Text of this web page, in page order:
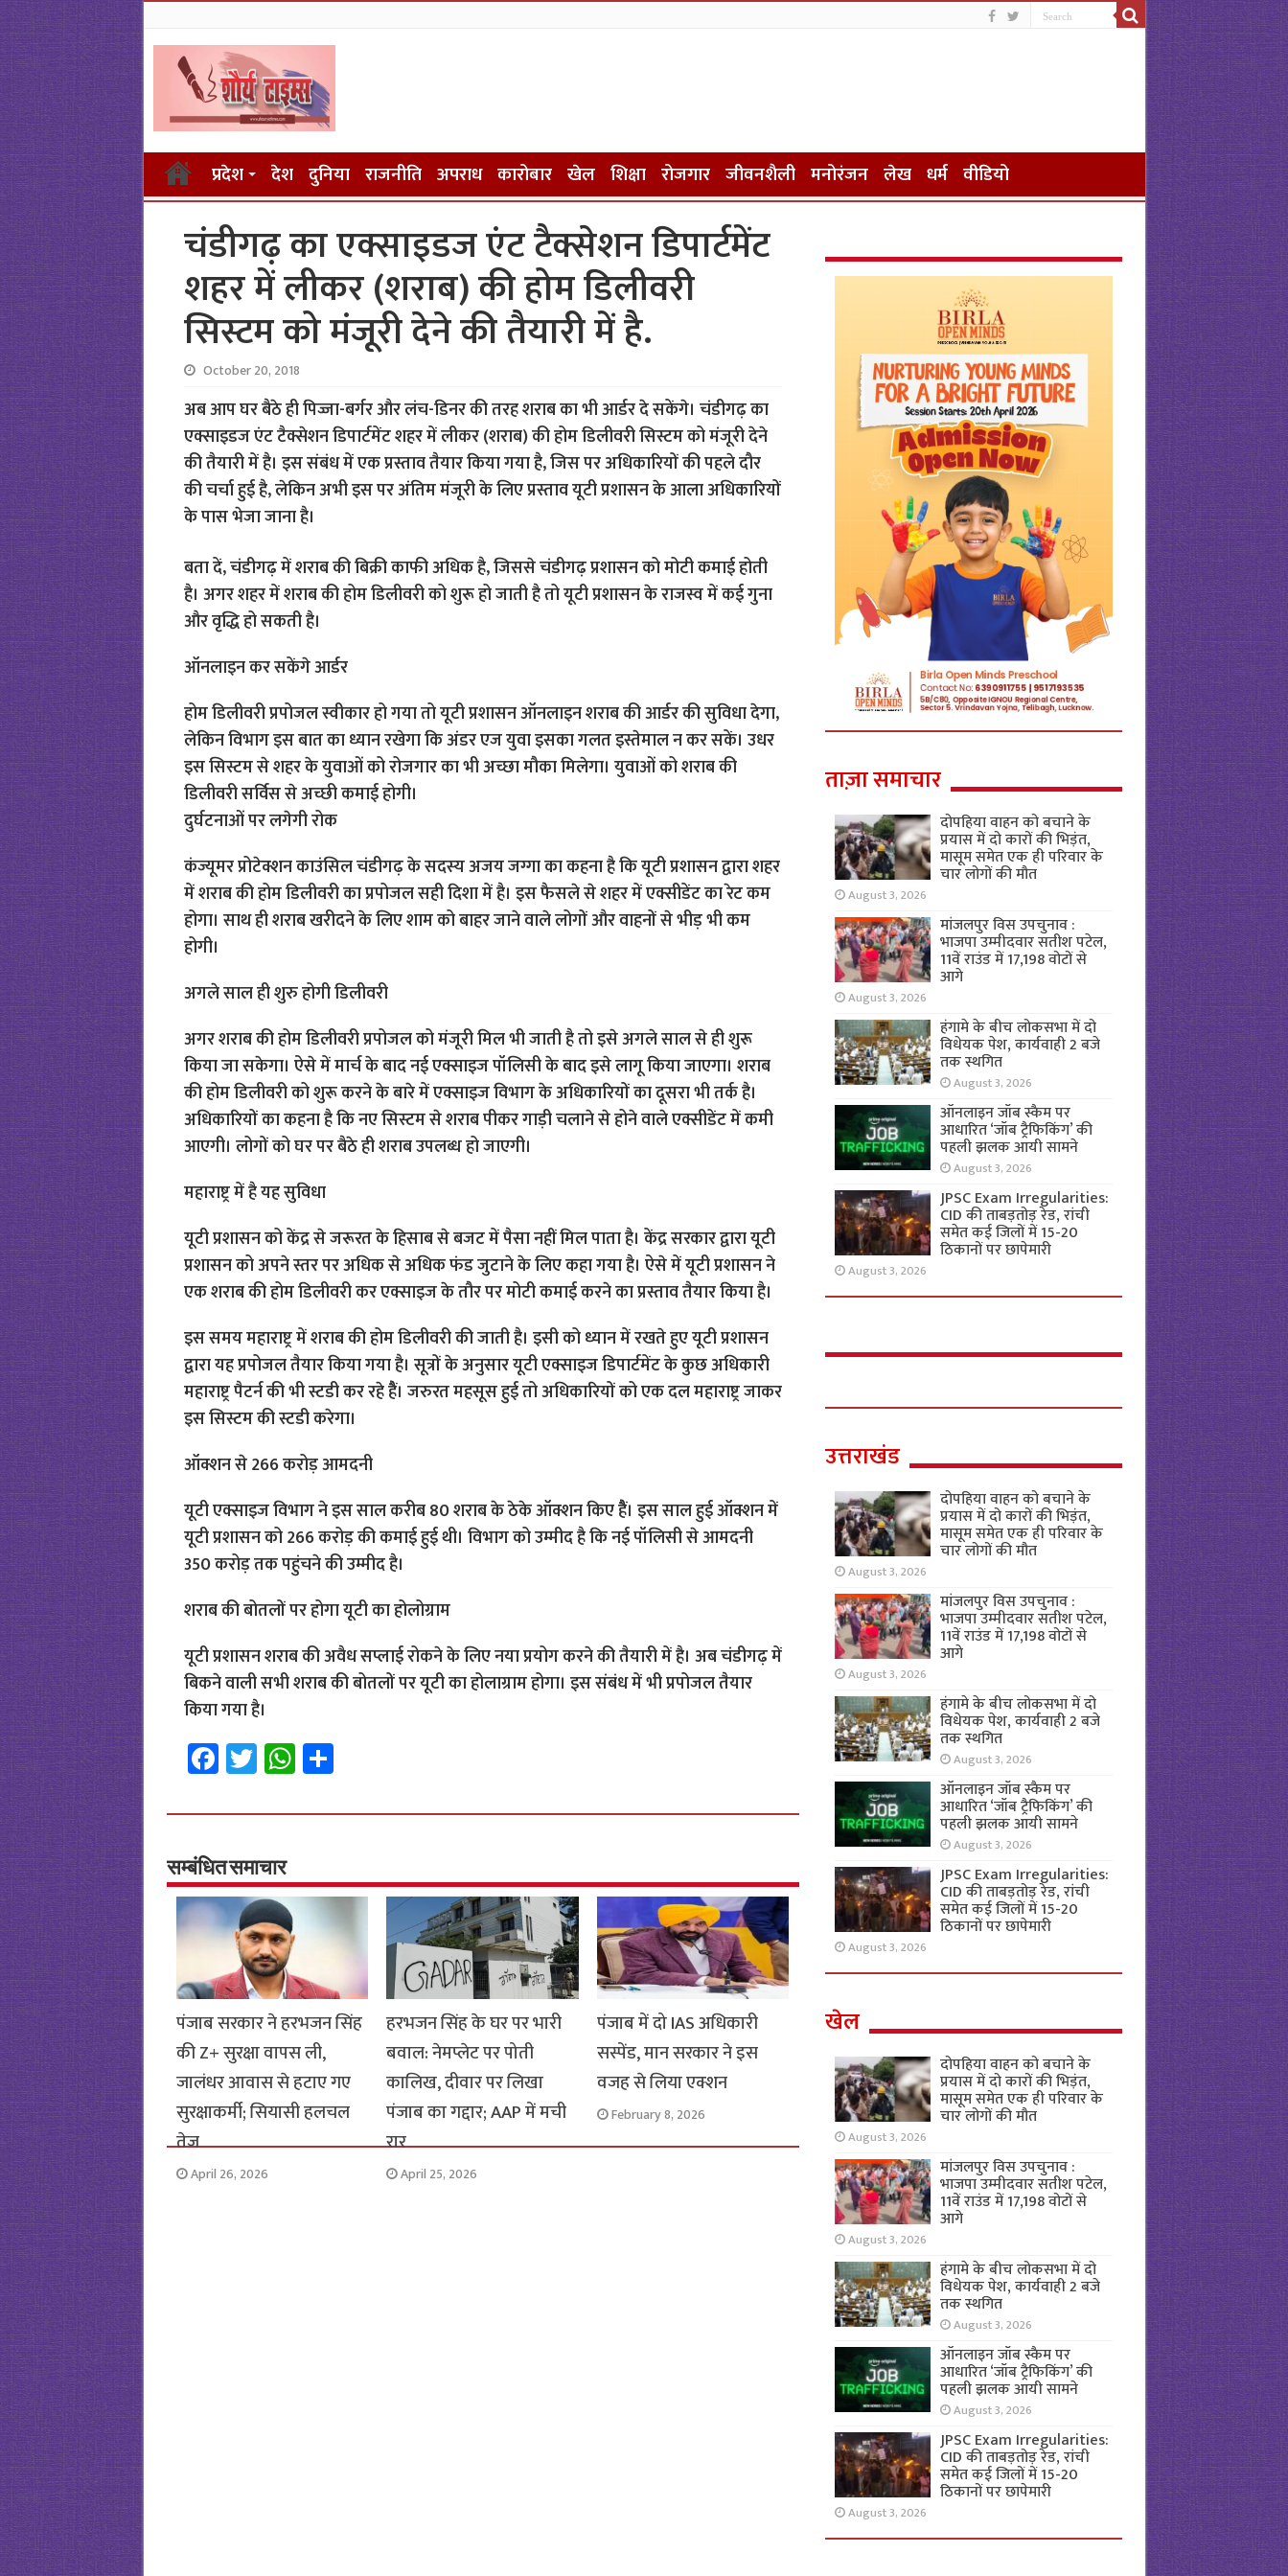
प्रदेश देश दुनिया राजनीति अपराध कारोबार खेल शिक्षा रोजगार जीवनशैली मनोरंजन लेख धर्म वीडियो
चंडीगढ़ का एक्साइडज एंट टैक्सेशन डिपार्टमेंट
शहर में लीकर (शराब) की होम डिलीवरी
सिस्टम को मंजूरी देने की तैयारी में है.
October 20, 2018
अब आप घर बैठे ही पिज्जा-बर्गर और लंच-डिनर की तरह शराब का भी आर्डर दे सकेंगे। चंडीगढ़ का
एक्साइडज एंट टैक्सेशन डिपार्टमेंट शहर में लीकर (शराब) की होम डिलीवरी सिस्टम को मंजूरी देने
की तैयारी में है। इस संबंध में एक प्रस्ताव तैयार किया गया है, जिस पर अधिकारियों की पहले दौर
की चर्चा हुई है, लेकिन अभी इस पर अंतिम मंजूरी के लिए प्रस्ताव यूटी प्रशासन के आला अधिकारियों
के पास भेजा जाना है।
बता दें, चंडीगढ़ में शराब की बिक्री काफी अधिक है, जिससे चंडीगढ़ प्रशासन को मोटी कमाई होती
है। अगर शहर में शराब की होम डिलीवरी को शुरू हो जाती है तो यूटी प्रशासन के राजस्व में कई गुना
और वृद्धि हो सकती है।
ऑनलाइन कर सकेंगे आर्डर
होम डिलीवरी प्रपोजल स्वीकार हो गया तो यूटी प्रशासन ऑनलाइन शराब की आर्डर की सुविधा देगा,
लेकिन विभाग इस बात का ध्यान रखेगा कि अंडर एज युवा इसका गलत इस्तेमाल न कर सकें। उधर
इस सिस्टम से शहर के युवाओं को रोजगार का भी अच्छा मौका मिलेगा। युवाओं को शराब की
डिलीवरी सर्विस से अच्छी कमाई होगी।
दुर्घटनाओं पर लगेगी रोक
कंज्यूमर प्रोटेक्शन काउंसिल चंडीगढ़ के सदस्य अजय जग्गा का कहना है कि यूटी प्रशासन द्वारा शहर
में शराब की होम डिलीवरी का प्रपोजल सही दिशा में है। इस फैसले से शहर में एक्सीडेंट का रेट कम
होगा। साथ ही शराब खरीदने के लिए शाम को बाहर जाने वाले लोगों और वाहनों से भीड़ भी कम
होगी।
अगले साल ही शुरु होगी डिलीवरी
अगर शराब की होम डिलीवरी प्रपोजल को मंजूरी मिल भी जाती है तो इसे अगले साल से ही शुरू
किया जा सकेगा। ऐसे में मार्च के बाद नई एक्साइज पॉलिसी के बाद इसे लागू किया जाएगा। शराब
की होम डिलीवरी को शुरू करने के बारे में एक्साइज विभाग के अधिकारियों का दूसरा भी तर्क है।
अधिकारियों का कहना है कि नए सिस्टम से शराब पीकर गाड़ी चलाने से होने वाले एक्सीडेंट में कमी
आएगी। लोगों को घर पर बैठे ही शराब उपलब्ध हो जाएगी।
महाराष्ट्र में है यह सुविधा
यूटी प्रशासन को केंद्र से जरूरत के हिसाब से बजट में पैसा नहीं मिल पाता है। केंद्र सरकार द्वारा यूटी
प्रशासन को अपने स्तर पर अधिक से अधिक फंड जुटाने के लिए कहा गया है। ऐसे में यूटी प्रशासन ने
एक शराब की होम डिलीवरी कर एक्साइज के तौर पर मोटी कमाई करने का प्रस्ताव तैयार किया है।
इस समय महाराष्ट्र में शराब की होम डिलीवरी की जाती है। इसी को ध्यान में रखते हुए यूटी प्रशासन
द्वारा यह प्रपोजल तैयार किया गया है। सूत्रों के अनुसार यूटी एक्साइज डिपार्टमेंट के कुछ अधिकारी
महाराष्ट्र पैटर्न की भी स्टडी कर रहे हैैं। जरुरत महसूस हुई तो अधिकारियों को एक दल महाराष्ट्र जाकर
इस सिस्टम की स्टडी करेगा।
ऑक्शन से 266 करोड़ आमदनी
यूटी एक्साइज विभाग ने इस साल करीब 80 शराब के ठेके ऑक्शन किए हैैं। इस साल हुई ऑक्शन में
यूटी प्रशासन को 266 करोड़ की कमाई हुई थी। विभाग को उम्मीद है कि नई पॉलिसी से आमदनी
350 करोड़ तक पहुंचने की उम्मीद है।
शराब की बोतलों पर होगा यूटी का होलोग्राम
यूटी प्रशासन शराब की अवैध सप्लाई रोकने के लिए नया प्रयोग करने की तैयारी में है। अब चंडीगढ़ में
बिकने वाली सभी शराब की बोतलों पर यूटी का होलाग्राम होगा। इस संबंध में भी प्रपोजल तैयार
किया गया है।
Fa
ce
b
o
o
k
T
wi
tt
er
W
h
at
p
p
S
h
ar
सम्बंधित समाचार
पंजाब सरकार ने हरभजन सिंह
की Z+ सुरक्षा वापस ली,
जालंधर आवास से हटाए गए
सुरक्षाकर्मी; सियासी हलचल
तेज
April 26, 2026
हरभजन सिंह के घर पर भारी
बवाल: नेमप्लेट पर पोती
कालिख, दीवार पर लिखा
पंजाब का गद्दार; AAP में मची
रार
April 25, 2026
पंजाब में दो IAS अधिकारी
सस्पेंड, मान सरकार ने इस
वजह से लिया एक्शन
February 8, 2026
ताज़ा समाचार
दोपहिया वाहन को बचाने के
प्रयास में दो कारों की भिड़ंत,
मासूम समेत एक ही परिवार के
चार लोगों की मौत
August 3, 2026
मांजलपुर विस उपचुनाव :
भाजपा उम्मीदवार सतीश पटेल,
11वें राउंड में 17,198 वोटों से
आगे
August 3, 2026
हंगामे के बीच लोकसभा में दो
विधेयक पेश, कार्यवाही 2 बजे
तक स्थगित
August 3, 2026
ऑनलाइन जॉब स्कैम पर
आधारित ‘जॉब ट्रैफिकिंग’ की
पहली झलक आयी सामने
August 3, 2026
JPSC Exam Irregularities:
CID की ताबड़तोड़ रेड, रांची
समेत कई जिलों में 15-20
ठिकानों पर छापेमारी
August 3, 2026
उत्तराखंड
दोपहिया वाहन को बचाने के
प्रयास में दो कारों की भिड़ंत,
मासूम समेत एक ही परिवार के
चार लोगों की मौत
August 3, 2026
मांजलपुर विस उपचुनाव :
भाजपा उम्मीदवार सतीश पटेल,
11वें राउंड में 17,198 वोटों से
आगे
August 3, 2026
हंगामे के बीच लोकसभा में दो
विधेयक पेश, कार्यवाही 2 बजे
तक स्थगित
August 3, 2026
ऑनलाइन जॉब स्कैम पर
आधारित ‘जॉब ट्रैफिकिंग’ की
पहली झलक आयी सामने
August 3, 2026
JPSC Exam Irregularities:
CID की ताबड़तोड़ रेड, रांची
समेत कई जिलों में 15-20
ठिकानों पर छापेमारी
August 3, 2026
खेल
दोपहिया वाहन को बचाने के
प्रयास में दो कारों की भिड़ंत,
मासूम समेत एक ही परिवार के
चार लोगों की मौत
August 3, 2026
मांजलपुर विस उपचुनाव :
भाजपा उम्मीदवार सतीश पटेल,
11वें राउंड में 17,198 वोटों से
आगे
August 3, 2026
हंगामे के बीच लोकसभा में दो
विधेयक पेश, कार्यवाही 2 बजे
तक स्थगित
August 3, 2026
ऑनलाइन जॉब स्कैम पर
आधारित ‘जॉब ट्रैफिकिंग’ की
पहली झलक आयी सामने
August 3, 2026
JPSC Exam Irregularities:
CID की ताबड़तोड़ रेड, रांची
समेत कई जिलों में 15-20
ठिकानों पर छापेमारी
August 3, 2026